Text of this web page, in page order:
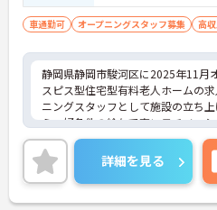
車通勤可 オープニングスタッフ募集 高
静岡県静岡市駿河区に2025年11月
スピス型住宅型有料老人ホームの
ニングスタッフとして施設の立ち
ら、好条件の給与で高いモチベー
ら勤務することができます。
終末期の患者様やご家族に寄り添い
最期を支える」という看護師とし
を実感できる場です。医療的ケア
的・社会的なサポートも重視され
詳細を見る